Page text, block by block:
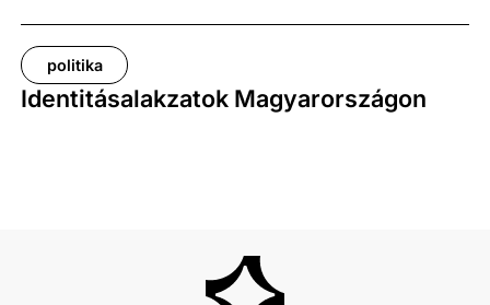
ágazatban működő vállalkozások számára. Ez pedig
megnehezíti a – növekedéshez és a hatékonyabb
termelési, illetve feldolgozási eljárásokhoz
évben, ami hozzájárulhat a vállalkozások
hatékonyabb és fentarthatóbb működéséhez.
politika
Identitásalakzatok Magyarországon